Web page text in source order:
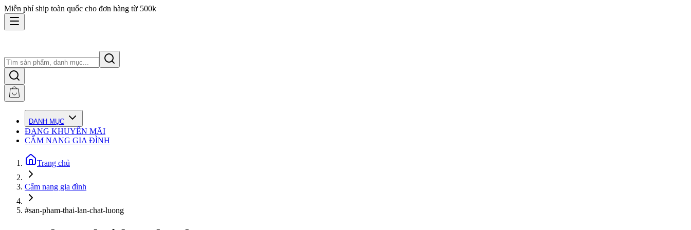
Miễn phí ship toàn quốc cho đơn hàng từ 500k
DANH MỤC
ĐANG KHUYẾN MÃI
CẨM NANG GIA ĐÌNH
Trang chủ
Cẩm nang gia đình
#san-pham-thai-lan-chat-luong